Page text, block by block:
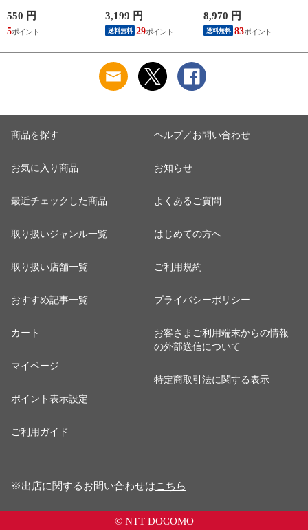
550 円
5
iPhone Android
Nintendo Switch スイ
ッチ対応 AMD39027
3,199 円
送料無料 29
まとめ買い 田中米穀
精米HACCP認定の高
品質管理 白米 精米
8,970 円
送料無料 83
商品を探す
お気に入り商品
最近チェックした商品
取り扱いジャンル一覧
取り扱い店舗一覧
おすすめ記事一覧
カート
マイページ
ポイント表示設定
ご利用ガイド
ヘルプ／お問い合わせ
お知らせ
よくあるご質問
はじめての方へ
ご利用規約
プライバシーポリシー
お客さまご利用端末からの情報
の外部送信について
特定商取引法に関する表示
※出店に関するお問い合わせはこちら
© NTT DOCOMO